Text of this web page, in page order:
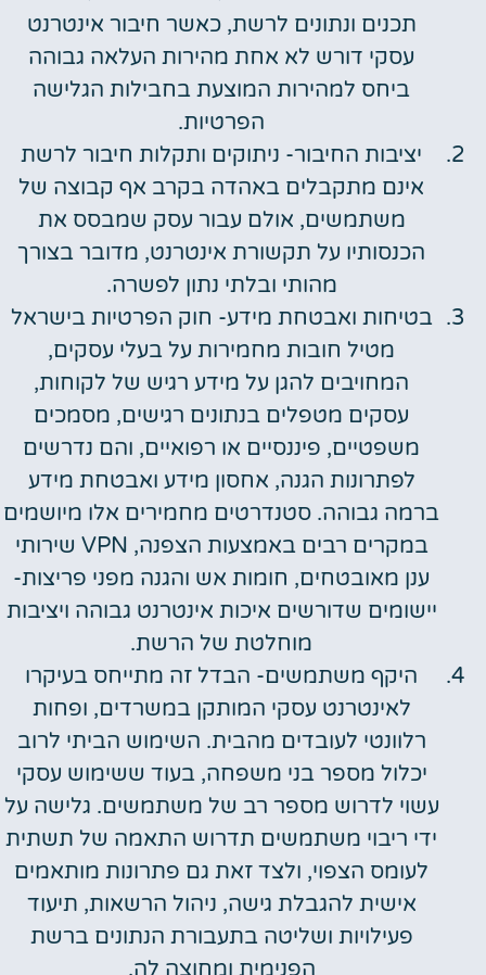
תכנים ונתונים לרשת, כאשר חיבור אינטרנט
עסקי דורש לא אחת מהירות העלאה גבוהה
ביחס למהירות המוצעת בחבילות הגלישה
הפרטיות.
יציבות החיבור- ניתוקים ותקלות חיבור לרשת
אינם מתקבלים באהדה בקרב אף קבוצה של
משתמשים, אולם עבור עסק שמבסס את
הכנסותיו על תקשורת אינטרנט, מדובר בצורך
מהותי ובלתי נתון לפשרה.
בטיחות ואבטחת מידע- חוק הפרטיות בישראל
מטיל חובות מחמירות על בעלי עסקים,
המחויבים להגן על מידע רגיש של לקוחות,
עסקים מטפלים בנתונים רגישים, מסמכים
משפטיים, פיננסיים או רפואיים, והם נדרשים
לפתרונות הגנה, אחסון מידע ואבטחת מידע
ברמה גבוהה. סטנדרטים מחמירים אלו מיושמים
במקרים רבים באמצעות הצפנה, VPN שירותי
ענן מאובטחים, חומות אש והגנה מפני פריצות-
יישומים שדורשים איכות אינטרנט גבוהה ויציבות
מוחלטת של הרשת.
היקף משתמשים- הבדל זה מתייחס בעיקרו
לאינטרנט עסקי המותקן במשרדים, ופחות
רלוונטי לעובדים מהבית. השימוש הביתי לרוב
יכלול מספר בני משפחה, בעוד ששימוש עסקי
עשוי לדרוש מספר רב של משתמשים. גלישה על
ידי ריבוי משתמשים תדרוש התאמה של תשתית
לעומס הצפוי, ולצד זאת גם פתרונות מותאמים
אישית להגבלת גישה, ניהול הרשאות, תיעוד
פעילויות ושליטה בתעבורת הנתונים ברשת
הפנימית ומחוצה לה.